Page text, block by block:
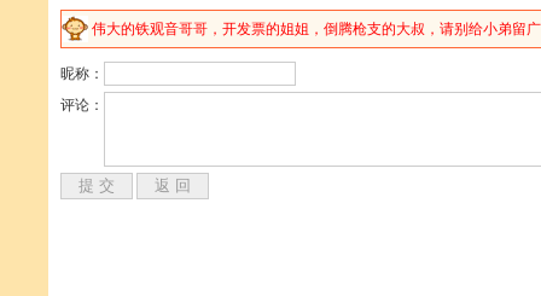
伟大的铁观音哥哥，开发票的姐姐，倒腾枪支的大叔，请别给小弟留
昵称：
评论：